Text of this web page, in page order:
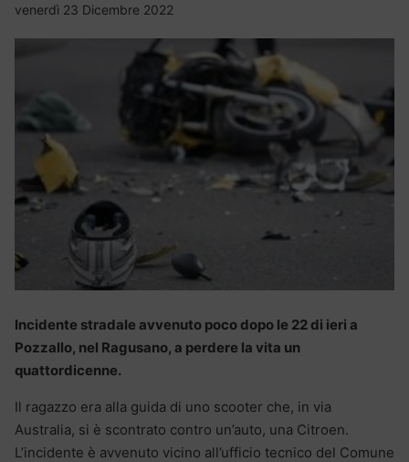
venerdì 23 Dicembre 2022
Incidente stradale avvenuto poco dopo le 22 di ieri a
Pozzallo, nel Ragusano, a perdere la vita un
quattordicenne.
Il ragazzo era alla guida di uno scooter che, in via
Australia, si è scontrato contro un’auto, una Citroen.
L’incidente è avvenuto vicino all’ufficio tecnico del Comune